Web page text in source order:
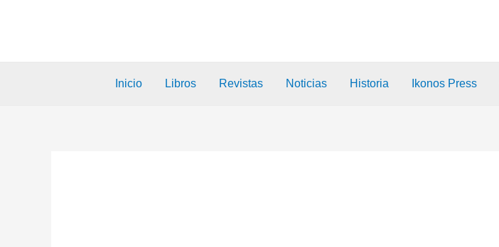
Inicio Libros Revistas Noticias Historia Ikonos Press